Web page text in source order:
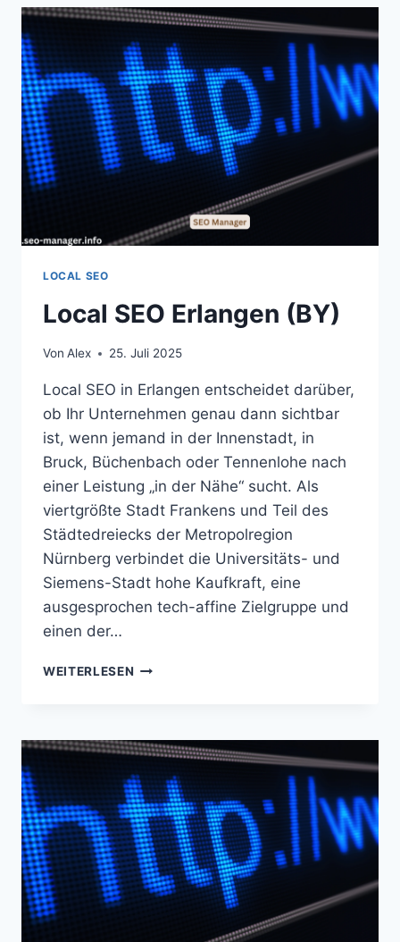
LOCAL SEO
Local SEO Erlangen (BY)
Von Alex 25. Juli 2025
Local SEO in Erlangen entscheidet darüber,
ob Ihr Unternehmen genau dann sichtbar
ist, wenn jemand in der Innenstadt, in
Bruck, Büchenbach oder Tennenlohe nach
einer Leistung „in der Nähe“ sucht. Als
viertgrößte Stadt Frankens und Teil des
Städtedreiecks der Metropolregion
Nürnberg verbindet die Universitäts- und
Siemens-Stadt hohe Kaufkraft, eine
ausgesprochen tech-affine Zielgruppe und
einen der…
WEITERLESEN LOCAL